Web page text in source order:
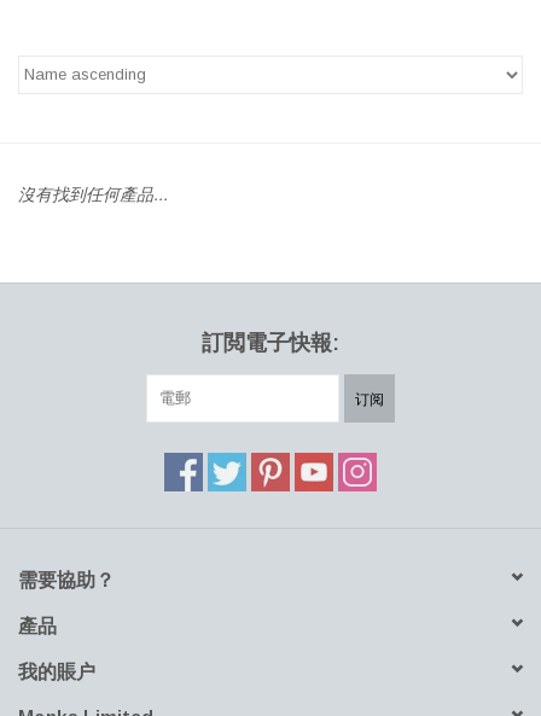
GIFTS & DECORATIVE 禮品
HEALTHY LIVING 健康家居
新斯堪的納維亞餐具角 @ MANKS
Gift cards
STORIES 故事
沒有找到任何產品...
訂閲電子快報:
订阅
需要協助？
產品
我的賬户